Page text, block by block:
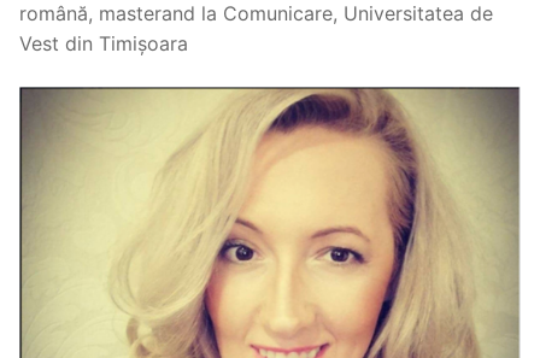
română, masterand la Comunicare, Universitatea de
Vest din Timișoara